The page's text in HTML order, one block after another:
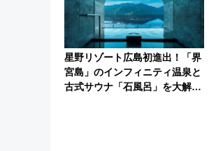
星野リゾート広島初進出！「界
宮島」のインフィニティ温泉と
古式サウナ「石風呂」を大解剖